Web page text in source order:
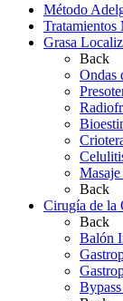
Método
Tratamientos
Grasa
Back
Ondas
Back
Cirugía de la
Back
Balón